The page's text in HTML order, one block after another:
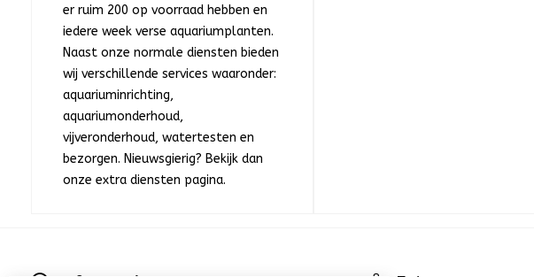
er ruim 200 op voorraad hebben en
iedere week verse aquariumplanten.
Naast onze normale diensten bieden
wij verschillende services waaronder:
aquariuminrichting,
aquariumonderhoud,
vijveronderhoud, watertesten en
bezorgen. Nieuwsgierig? Bekijk dan
onze extra diensten pagina.